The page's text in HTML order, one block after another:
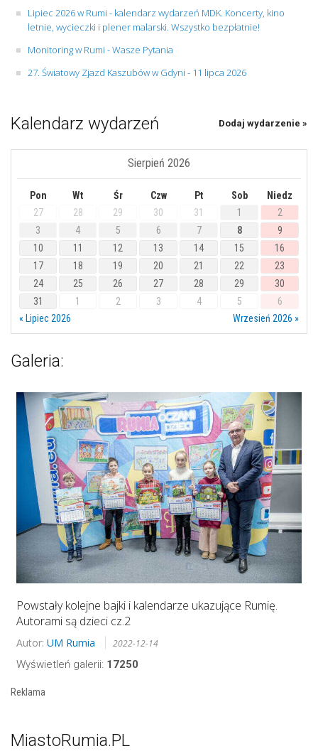
Lipiec 2026 w Rumi - kalendarz wydarzeń MDK. Koncerty, kino
letnie, wycieczki i plener malarski. Wszystko bezpłatnie!
Monitoring w Rumi - Wasze Pytania
27. Światowy Zjazd Kaszubów w Gdyni - 11 lipca 2026
Kalendarz wydarzeń Dodaj wydarzenie »
Sierpień 2026
Pon Wt Śr Czw Pt Sob
Niedz
27
28 29 30 31 1
2
3
4 5 6 7 8
9
10
11 12 13 14 15
16
17
18 19 20 21 22
23
24
25 26 27 28 29
30
31
1 2 3 4 5
6
« Lipiec 2026
Wrzesień 2026 »
Galeria:
Powstały kolejne bajki i kalendarze ukazujące Rumię.
Autorami są dzieci cz.2
Autor: UM Rumia 2022-12-14
Wyświetleń galerii: 17250
Reklama
MiastoRumia.PL